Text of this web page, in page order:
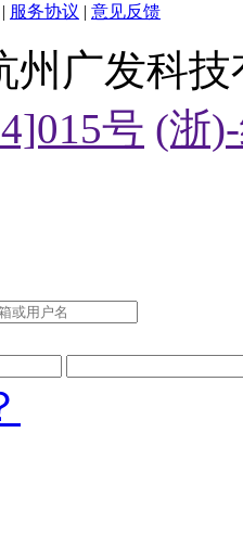
| 服务协议 | 意见反馈
州广发科
号 (浙